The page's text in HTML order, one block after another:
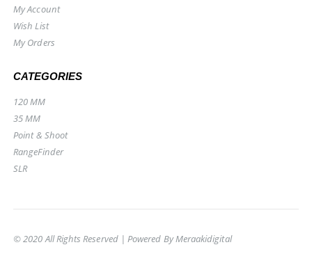
My Account
Wish List
My Orders
CATEGORIES
120 MM
35 MM
Point & Shoot
RangeFinder
SLR
© 2020 All Rights Reserved | Powered ByMeraakidigital